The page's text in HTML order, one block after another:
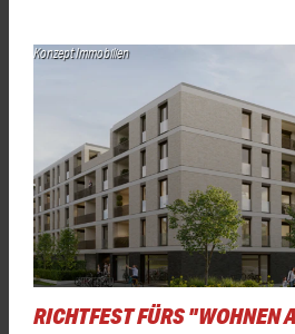
Konzept Immobilien
RICHTFEST FÜRS "WOHNEN